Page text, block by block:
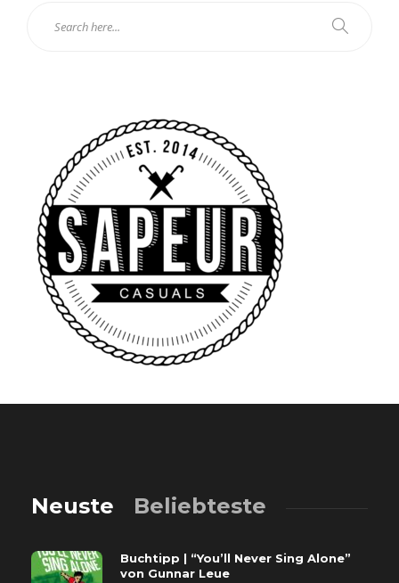
Neuste Beliebteste
Buchtipp | “You’ll Never Sing Alone”
von Gunnar Leue